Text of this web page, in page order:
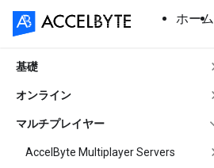
ホーム
基礎
オンライン
マルチプレイヤー
AccelByte Multiplayer Servers